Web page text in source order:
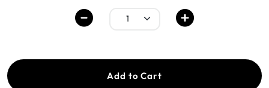
Add to Cart